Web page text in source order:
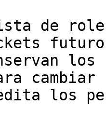
de
los
los